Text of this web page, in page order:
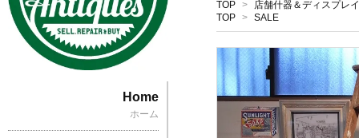
TOP >
店舗什器＆ディスプレイ
TOP > SALE
Home
ホーム